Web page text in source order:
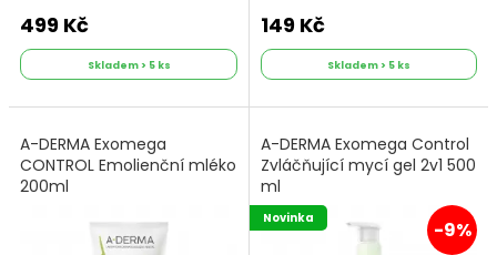
499 Kč
Skladem > 5 ks
149 Kč
Skladem > 5 ks
A-DERMA Exomega
CONTROL Emolienční mléko
200ml
A-DERMA Exomega Control
Zvláčňující mycí gel 2v1 500
ml
-9%
Novinka